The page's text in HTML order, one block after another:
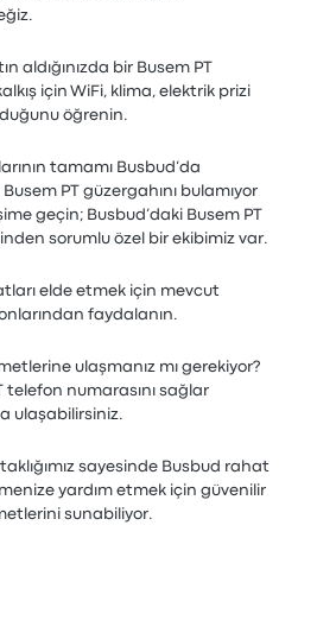
aldığınızda bir Busem PT
için WiFi, klima, elektrik prizi
öğrenin.
tamamı Busbud’da
PT güzergahını bulamıyor
geçin; Busbud’daki Busem PT
sorumlu özel bir ekibimiz var.
elde etmek için mevcut
faydalanın.
ulaşmanız mı gerekiyor?
telefon numarasını sağlar
ulaşabilirsiniz.
sayesinde Busbud rahat
yardım etmek için güvenilir
sunabiliyor.